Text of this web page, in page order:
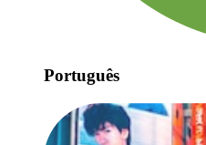
Português